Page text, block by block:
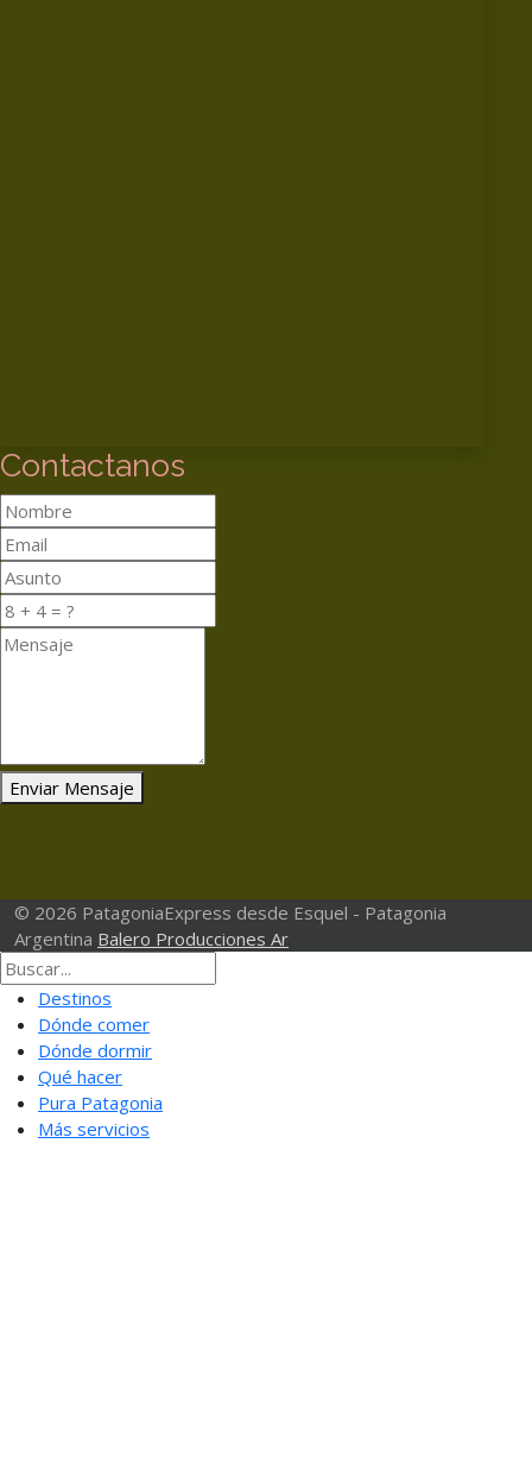
Contactanos
Enviar Mensaje
© 2026 PatagoniaExpress desde Esquel - Patagonia
Argentina Balero Producciones Ar
Destinos
Dónde comer
Dónde dormir
Qué hacer
Pura Patagonia
Más servicios